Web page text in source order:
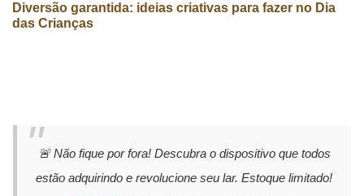
Diversão garantida: ideias criativas para fazer no Dia
das Crianças
🚨 Não fique por fora! Descubra o dispositivo que todos
estão adquirindo e revolucione seu lar. Estoque limitado!